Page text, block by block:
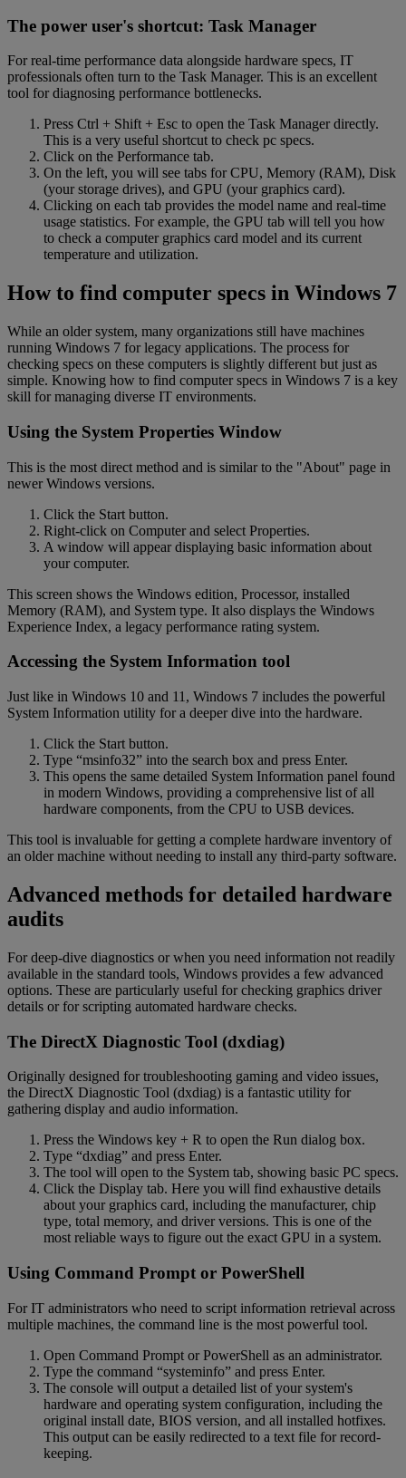
The power user's shortcut: Task Manager
For real-time performance data alongside hardware specs, IT
professionals often turn to the Task Manager. This is an excellent
tool for diagnosing performance bottlenecks.
Press Ctrl + Shift + Esc to open the Task Manager directly.
This is a very useful shortcut to check pc specs.
Click on the Performance tab.
On the left, you will see tabs for CPU, Memory (RAM), Disk
(your storage drives), and GPU (your graphics card).
Clicking on each tab provides the model name and real-time
usage statistics. For example, the GPU tab will tell you how
to check a computer graphics card model and its current
temperature and utilization.
How to find computer specs in Windows 7
While an older system, many organizations still have machines
running Windows 7 for legacy applications. The process for
checking specs on these computers is slightly different but just as
simple. Knowing how to find computer specs in Windows 7 is a key
skill for managing diverse IT environments.
Using the System Properties Window
This is the most direct method and is similar to the "About" page in
newer Windows versions.
Click the Start button.
Right-click on Computer and select Properties.
A window will appear displaying basic information about
your computer.
This screen shows the Windows edition, Processor, installed
Memory (RAM), and System type. It also displays the Windows
Experience Index, a legacy performance rating system.
Accessing the System Information tool
Just like in Windows 10 and 11, Windows 7 includes the powerful
System Information utility for a deeper dive into the hardware.
Click the Start button.
Type “msinfo32” into the search box and press Enter.
This opens the same detailed System Information panel found
in modern Windows, providing a comprehensive list of all
hardware components, from the CPU to USB devices.
This tool is invaluable for getting a complete hardware inventory of
an older machine without needing to install any third-party software.
Advanced methods for detailed hardware
audits
For deep-dive diagnostics or when you need information not readily
available in the standard tools, Windows provides a few advanced
options. These are particularly useful for checking graphics driver
details or for scripting automated hardware checks.
The DirectX Diagnostic Tool (dxdiag)
Originally designed for troubleshooting gaming and video issues,
the DirectX Diagnostic Tool (dxdiag) is a fantastic utility for
gathering display and audio information.
Press the Windows key + R to open the Run dialog box.
Type “dxdiag” and press Enter.
The tool will open to the System tab, showing basic PC specs.
Click the Display tab. Here you will find exhaustive details
about your graphics card, including the manufacturer, chip
type, total memory, and driver versions. This is one of the
most reliable ways to figure out the exact GPU in a system.
Using Command Prompt or PowerShell
For IT administrators who need to script information retrieval across
multiple machines, the command line is the most powerful tool.
Open Command Prompt or PowerShell as an administrator.
Type the command “systeminfo” and press Enter.
The console will output a detailed list of your system's
hardware and operating system configuration, including the
original install date, BIOS version, and all installed hotfixes.
This output can be easily redirected to a text file for record-
keeping.